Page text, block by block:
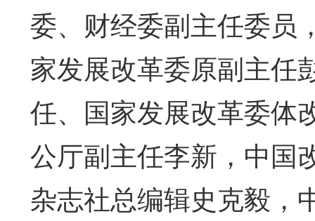
委、财经委副主任委员
家发展改革委原副主任
任、国家发展改革委体
公厅副主任李新，中国
杂志社总编辑史克毅，